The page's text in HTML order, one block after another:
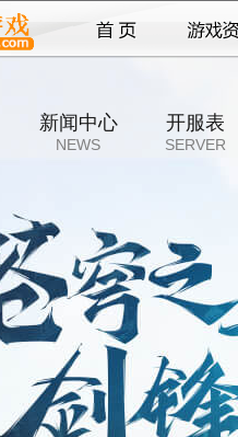
新闻中心
NEWS
开服表
SERVER